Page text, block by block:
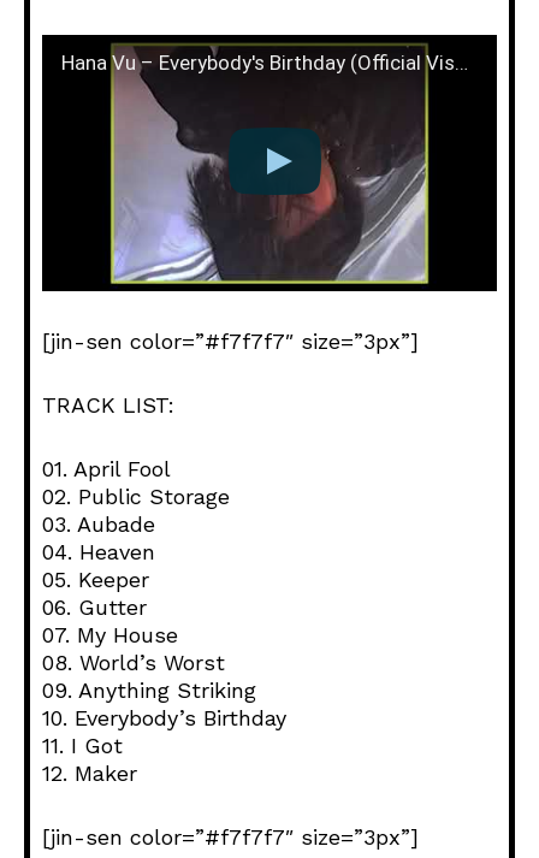
Hana Vu – Everybody's Birthday (Official Visualizer)
[jin-sen color=”#f7f7f7″ size=”3px”]
TRACK LIST:
01. April Fool
02. Public Storage
03. Aubade
04. Heaven
05. Keeper
06. Gutter
07. My House
08. World’s Worst
09. Anything Striking
10. Everybody’s Birthday
11. I Got
12. Maker
[jin-sen color=”#f7f7f7″ size=”3px”]